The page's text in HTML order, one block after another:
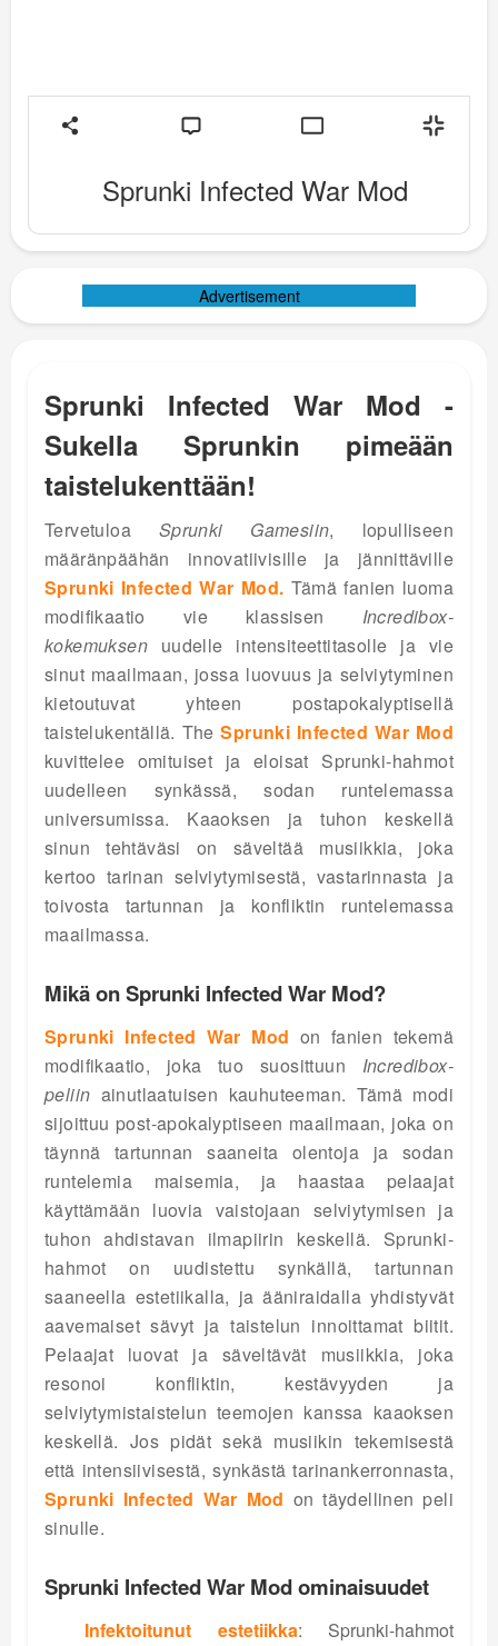
Sprunki Infected War Mod
Advertisement
Sprunki Infected War Mod -
Sukella Sprunkin pimeään
taistelukenttään!
Tervetuloa Sprunki Gamesiin, lopulliseen
määränpäähän innovatiivisille ja jännittäville
Sprunki Infected War Mod. Tämä fanien luoma
modifikaatio vie klassisen Incredibox-
kokemuksen uudelle intensiteettitasolle ja vie
sinut maailmaan, jossa luovuus ja selviytyminen
kietoutuvat yhteen postapokalyptisellä
taistelukentällä. TheSprunki Infected War Mod
kuvittelee omituiset ja eloisat Sprunki-hahmot
uudelleen synkässä, sodan runtelemassa
universumissa. Kaaoksen ja tuhon keskellä
sinun tehtäväsi on säveltää musiikkia, joka
kertoo tarinan selviytymisestä, vastarinnasta ja
toivosta tartunnan ja konfliktin runtelemassa
maailmassa.
Mikä on Sprunki Infected War Mod?
Sprunki Infected War Mod on fanien tekemä
modifikaatio, joka tuo suosittuun Incredibox-
peliin ainutlaatuisen kauhuteeman. Tämä modi
sijoittuu post-apokalyptiseen maailmaan, joka on
täynnä tartunnan saaneita olentoja ja sodan
runtelemia maisemia, ja haastaa pelaajat
käyttämään luovia vaistojaan selviytymisen ja
tuhon ahdistavan ilmapiirin keskellä. Sprunki-
hahmot on uudistettu synkällä, tartunnan
saaneella estetiikalla, ja ääniraidalla yhdistyvät
aavemaiset sävyt ja taistelun innoittamat biitit.
Pelaajat luovat ja säveltävät musiikkia, joka
resonoi konfliktin, kestävyyden ja
selviytymistaistelun teemojen kanssa kaaoksen
keskellä. Jos pidät sekä musiikin tekemisestä
että intensiivisestä, synkästä tarinankerronnasta,
Sprunki Infected War Mod on täydellinen peli
sinulle.
Sprunki Infected War Mod ominaisuudet
Infektoitunut estetiikka: Sprunki-hahmot